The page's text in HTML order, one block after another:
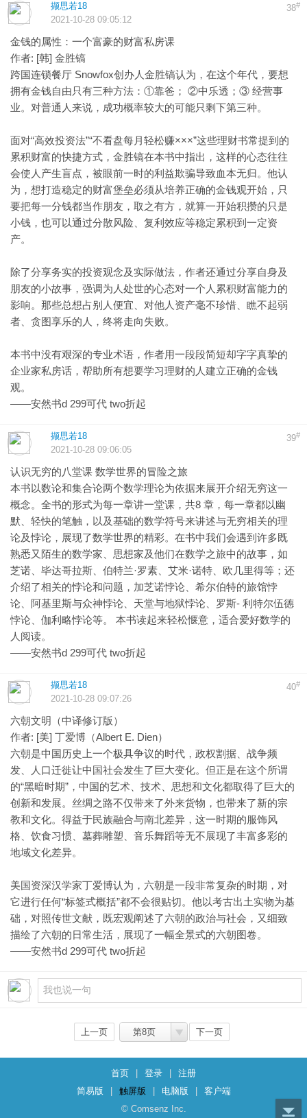
38#
撷思若18
2021-10-28 09:05:12
金钱的属性：一个富豪的财富私房课
作者: [韩] 金胜镐
跨国连锁餐厅 Snowfox创办人金胜镐认为，在这个年代，要想
拥有金钱自由只有三种方法：①靠爸； ②中乐透；③ 经营事
业。对普通人来说，成功概率较大的可能只剩下第三种。
面对“高效投资法”“不看盘每月轻松赚×××”这些理财书常提到的
累积财富的快捷方式，金胜镐在本书中指出，这样的心态往往
会使人产生盲点，被眼前一时的利益欺骗导致血本无归。他认
为，想打造稳定的财富堡垒必须从培养正确的金钱观开始，只
要把每一分钱都当作朋友，取之有方，就算一开始积攒的只是
小钱，也可以通过分散风险、复利效应等稳定累积到一定资
产。
除了分享务实的投资观念及实际做法，作者还通过分享自身及
朋友的小故事，强调为人处世的心态对一个人累积财富能力的
影响。那些总想占别人便宜、对他人资产毫不珍惜、瞧不起弱
者、贪图享乐的人，终将走向失败。
本书中没有艰深的专业术语，作者用一段段简短却字字真挚的
企业家私房话，帮助所有想要学习理财的人建立正确的金钱
观。
——安然书d 299可代 two折起
39#
撷思若18
2021-10-28 09:06:05
认识无穷的八堂课 数学世界的冒险之旅
本书以数论和集合论两个数学理论为依据来展开介绍无穷这一
概念。全书的形式为每一章讲一堂课，共8 章，每一章都以幽
默、轻快的笔触，以及基础的数学符号来讲述与无穷相关的理
论及悖论，展现了数学世界的精彩。在书中我们会遇到许多既
熟悉又陌生的数学家、思想家及他们在数学之旅中的故事，如
芝诺、毕达哥拉斯、伯特兰·罗素、艾米·诺特、欧几里得等；还
介绍了相关的悖论和问题，加芝诺悖论、希尔伯特的旅馆悖
论、阿基里斯与众神悖论、天堂与地狱悖论、罗斯- 利特尔伍德
悖论、伽利略悖论等。 本书读起来轻松惬意，适合爱好数学的
人阅读。
——安然书d 299可代 two折起
40#
撷思若18
2021-10-28 09:07:26
六朝文明（中译修订版）
作者: [美] 丁爱博（Albert E. Dien）
六朝是中国历史上一个极具争议的时代，政权割据、战争频
发、人口迁徙让中国社会发生了巨大变化。但正是在这个所谓
的“黑暗时期”，中国的艺术、技术、思想和文化都取得了巨大的
创新和发展。丝绸之路不仅带来了外来货物，也带来了新的宗
教和文化。得益于民族融合与南北差异，这一时期的服饰风
格、饮食习惯、墓葬雕塑、音乐舞蹈等无不展现了丰富多彩的
地域文化差异。
美国资深汉学家丁爱博认为，六朝是一段非常复杂的时期，对
它进行任何“标签式概括”都不会很贴切。他以考古出土实物为基
础，对照传世文献，既宏观阐述了六朝的政治与社会，又细致
描绘了六朝的日常生活，展现了一幅全景式的六朝图卷。
——安然书d 299可代 two折起
上一页 第8页 下一页
首页 登录
注册
简易版
触屏版 电脑版
客户端
© Comsenz Inc.